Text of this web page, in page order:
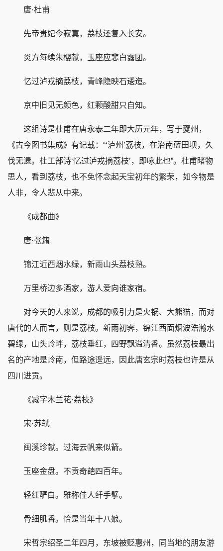
唐·杜甫
先帝贵妃今寂寞，荔枝还复入长安。
炎方每续朱樱献，玉座应悲白露团。
忆过泸戎摘荔枝，青峰隐映石逶迤。
京中旧见无颜色，红颗酸甜只自知。
这组诗是杜甫在唐永泰二年即大历元年，写于夔州，
《古今图书集成》有记载：“‘泸州’荔枝，在治南蓝田坝，久
伐无遗。杜工部诗‘忆过泸戎摘荔枝’，即咏此也”。杜甫睹物
思人，看到荔枝，也不免怀念起天宝初年的繁荣，如今物是
人非，令人悲从中来。
《成都曲》
唐·张籍
锦江近西烟水绿，新雨山头荔枝熟。
万里桥边多酒家，游人爱向谁家宿。
对今天的人来说，成都的吸引力是火锅、大熊猫，而对
唐代的人而言，则是荔枝。新雨初霁，锦江西面烟波浩瀚水
碧绿，山头岭畔，荔枝垂红，四野飘溢清香。虽然荔枝最出
名的产地是岭南，但路途遥远，因此唐玄宗时荔枝也许是从
四川进贡。
《减字木兰花·荔枝》
宋·苏轼
闽溪珍献。过海云帆来似箭。
玉座金盘。不贡奇葩四百年。
轻红酽白。雅称佳人纤手擘。
骨细肌香。恰是当年十八娘。
宋哲宗绍圣二年四月，东坡被贬惠州，同当地的朋友游